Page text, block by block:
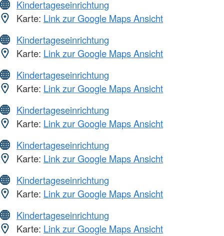
Kindertageseinrichtung
Karte: Link zur Google Maps Ansicht
Kindertageseinrichtung
Karte: Link zur Google Maps Ansicht
Kindertageseinrichtung
Karte: Link zur Google Maps Ansicht
Kindertageseinrichtung
Karte: Link zur Google Maps Ansicht
Kindertageseinrichtung
Karte: Link zur Google Maps Ansicht
Kindertageseinrichtung
Karte: Link zur Google Maps Ansicht
Kindertageseinrichtung
Karte: Link zur Google Maps Ansicht